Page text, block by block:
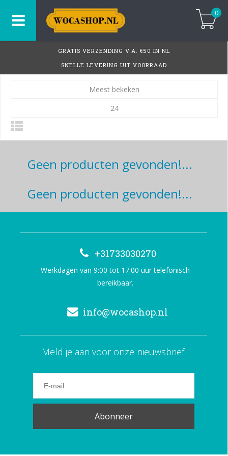
0
GRATIS VERZENDING V.A. €50 IN NL
SNELLE LEVERING UIT VOORRAAD
Meest bekeken
24
Geen producten gevonden!...
Geen producten gevonden!...
+31733030270
Werkdagen van 9:00 tot 17:00 uur telefonisch
bereikbaar.
info@wocashop.nl
Meld je aan voor onze nieuwsbrief:
Abonneer